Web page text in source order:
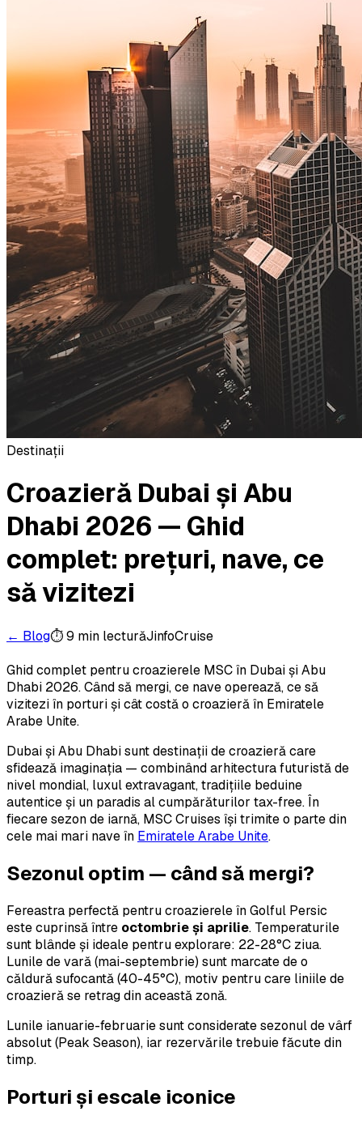
Destinații
Croazieră Dubai și Abu
Dhabi 2026 — Ghid
complet: prețuri, nave, ce
să vizitezi
← Blog⏱9 min lecturăJinfoCruise
Ghid complet pentru croazierele MSC în Dubai și Abu
Dhabi 2026. Când să mergi, ce nave operează, ce să
vizitezi în porturi și cât costă o croazieră în Emiratele
Arabe Unite.
Dubai și Abu Dhabi sunt destinații de croazieră care
sfidează imaginația — combinând arhitectura futuristă de
nivel mondial, luxul extravagant, tradițiile beduine
autentice și un paradis al cumpărăturilor tax-free. În
fiecare sezon de iarnă, MSC Cruises își trimite o parte din
cele mai mari nave în Emiratele Arabe Unite.
Sezonul optim — când să mergi?
Fereastra perfectă pentru croazierele în Golful Persic
este cuprinsă între octombrie și aprilie. Temperaturile
sunt blânde și ideale pentru explorare: 22-28°C ziua.
Lunile de vară (mai-septembrie) sunt marcate de o
căldură sufocantă (40-45°C), motiv pentru care liniile de
croazieră se retrag din această zonă.
Lunile ianuarie-februarie sunt considerate sezonul de vârf
absolut (Peak Season), iar rezervările trebuie făcute din
timp.
Porturi și escale iconice